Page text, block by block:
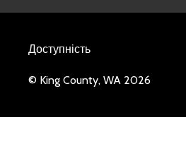
Доступність
© King County, WA 2026